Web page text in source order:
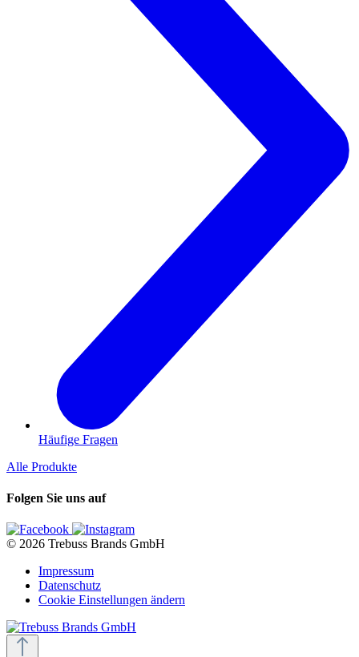
Häufige Fragen
Alle Produkte
Folgen Sie uns auf
© 2026 Trebuss Brands GmbH
Impressum
Datenschutz
Cookie Einstellungen ändern